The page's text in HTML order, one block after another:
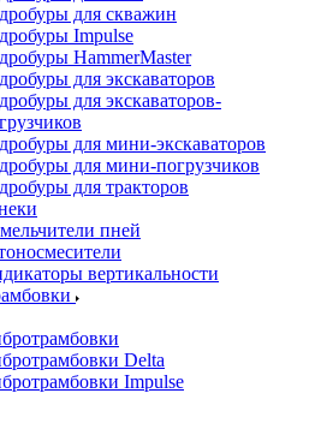
для скважин
Impulse
HammerMaster
для экскаваторов
для экскаваторов-
для мини-экскаваторов
для мини-погрузчиков
для тракторов
пней
вертикальности
Delta
Impulse